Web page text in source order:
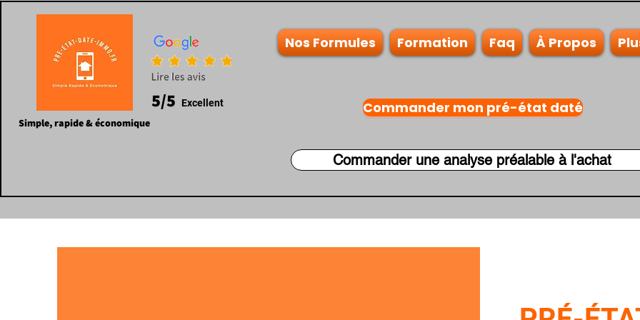
Simple, rapide & économique
5/5 Excellent
Nos Formules Formation Faq À Propos
Commander mon pré-état daté
Commander une analyse préalable à l'achat